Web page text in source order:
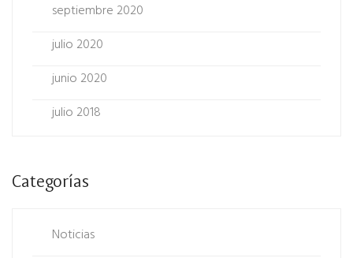
septiembre 2020
julio 2020
junio 2020
julio 2018
Categorías
Noticias